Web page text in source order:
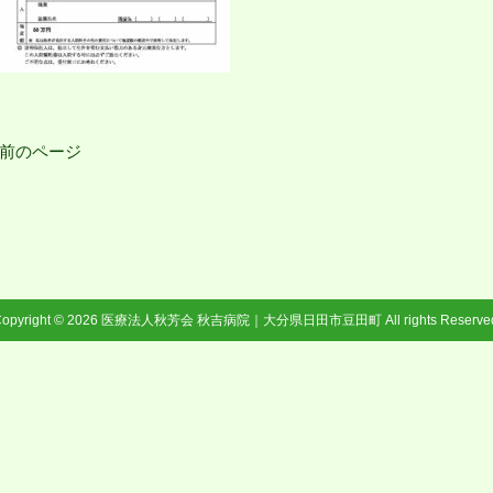
のページ
© 2026 医療法人秋芳会 秋吉病院｜大分県日田市豆田町All rights